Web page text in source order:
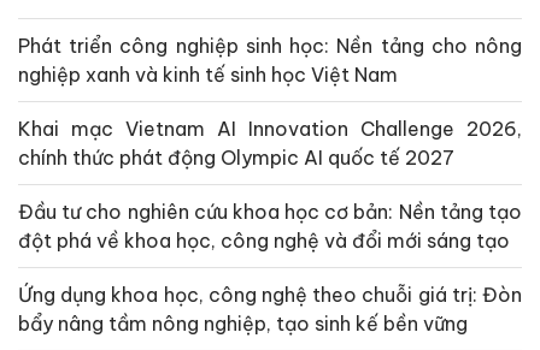
Phát triển công nghiệp sinh học: Nền tảng cho nông
nghiệp xanh và kinh tế sinh học Việt Nam
Khai mạc Vietnam AI Innovation Challenge 2026,
chính thức phát động Olympic AI quốc tế 2027
Đầu tư cho nghiên cứu khoa học cơ bản: Nền tảng tạo
đột phá về khoa học, công nghệ và đổi mới sáng tạo
Ứng dụng khoa học, công nghệ theo chuỗi giá trị: Đòn
bẩy nâng tầm nông nghiệp, tạo sinh kế bền vững